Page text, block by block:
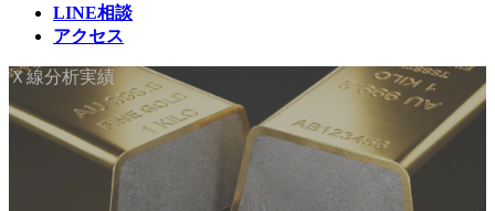
LINE相談
アクセス
Ｘ線分析実績